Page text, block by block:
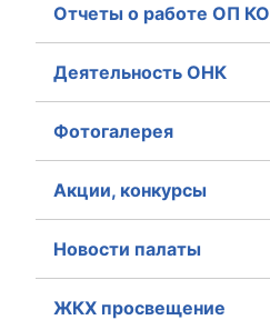
Отчеты о работе ОП КО
Деятельность ОНК
Фотогалерея
Акции, конкурсы
Новости палаты
ЖКХ просвещение